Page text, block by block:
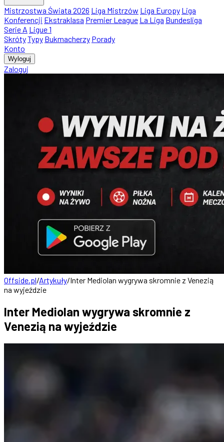
Mistrzostwa Świata 2026 Liga Mistrzów Liga Europy Liga
Konferencji Ekstraklasa Premier League La Liga Bundesliga
Serie A Ligue 1
SkrótyTypy Bukmacherzy Porady
Konto
Wyloguj
Zaloguj
Offside.pl/Artykuły/Inter Mediolan wygrywa skromnie z Venezią
na wyjeździe
Inter Mediolan wygrywa skromnie z
Venezią na wyjeździe